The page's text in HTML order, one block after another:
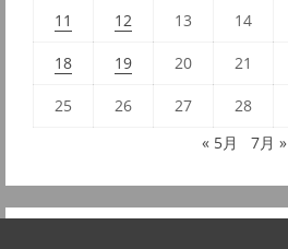
11 12 13 14
18 19 20 21
25 26 27 28
« 5月
7月 »